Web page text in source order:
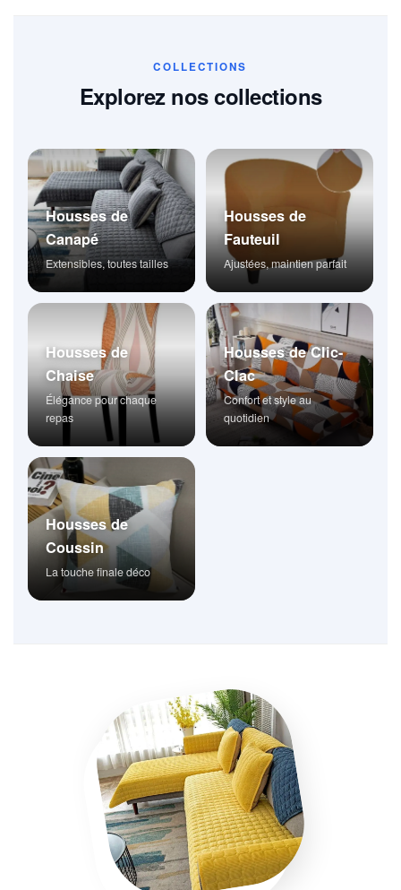
COLLECTIONS
Explorez nos collections
Housses de
Canapé
Extensibles, toutes tailles
Housses de
Fauteuil
Ajustées, maintien parfait
Housses de
Chaise
Élégance pour chaque
repas
Housses de Clic-
Clac
Confort et style au
quotidien
Housses de
Coussin
La touche finale déco